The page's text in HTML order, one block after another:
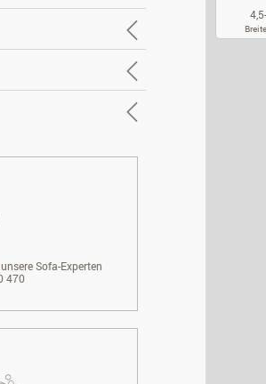
Sofa-Experten
470